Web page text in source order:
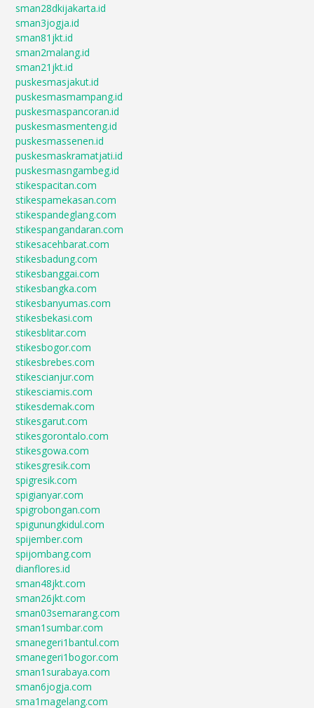
sman28dkijakarta.id
sman3jogja.id
sman81jkt.id
sman2malang.id
sman21jkt.id
puskesmasjakut.id
puskesmasmampang.id
puskesmaspancoran.id
puskesmasmenteng.id
puskesmassenen.id
puskesmaskramatjati.id
puskesmasngambeg.id
stikespacitan.com
stikespamekasan.com
stikespandeglang.com
stikespangandaran.com
stikesacehbarat.com
stikesbadung.com
stikesbanggai.com
stikesbangka.com
stikesbanyumas.com
stikesbekasi.com
stikesblitar.com
stikesbogor.com
stikesbrebes.com
stikescianjur.com
stikesciamis.com
stikesdemak.com
stikesgarut.com
stikesgorontalo.com
stikesgowa.com
stikesgresik.com
spigresik.com
spigianyar.com
spigrobongan.com
spigunungkidul.com
spijember.com
spijombang.com
dianflores.id
sman48jkt.com
sman26jkt.com
sman03semarang.com
sman1sumbar.com
smanegeri1bantul.com
smanegeri1bogor.com
sman1surabaya.com
sman6jogja.com
sma1magelang.com